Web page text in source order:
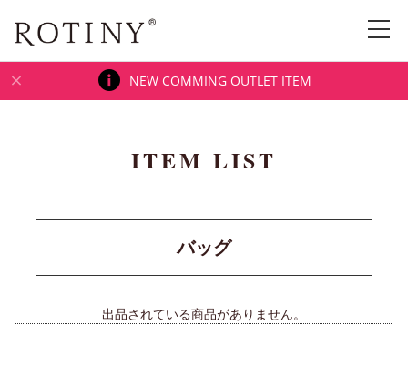
NEW COMMING OUTLET ITEM
ITEM LIST
バッグ
出品されている商品がありません。